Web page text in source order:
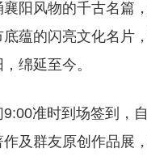
阳风物的千古名篇
蕴的闪亮文化名片
绵延至今。
准时到场签到，
及群友原创作品展